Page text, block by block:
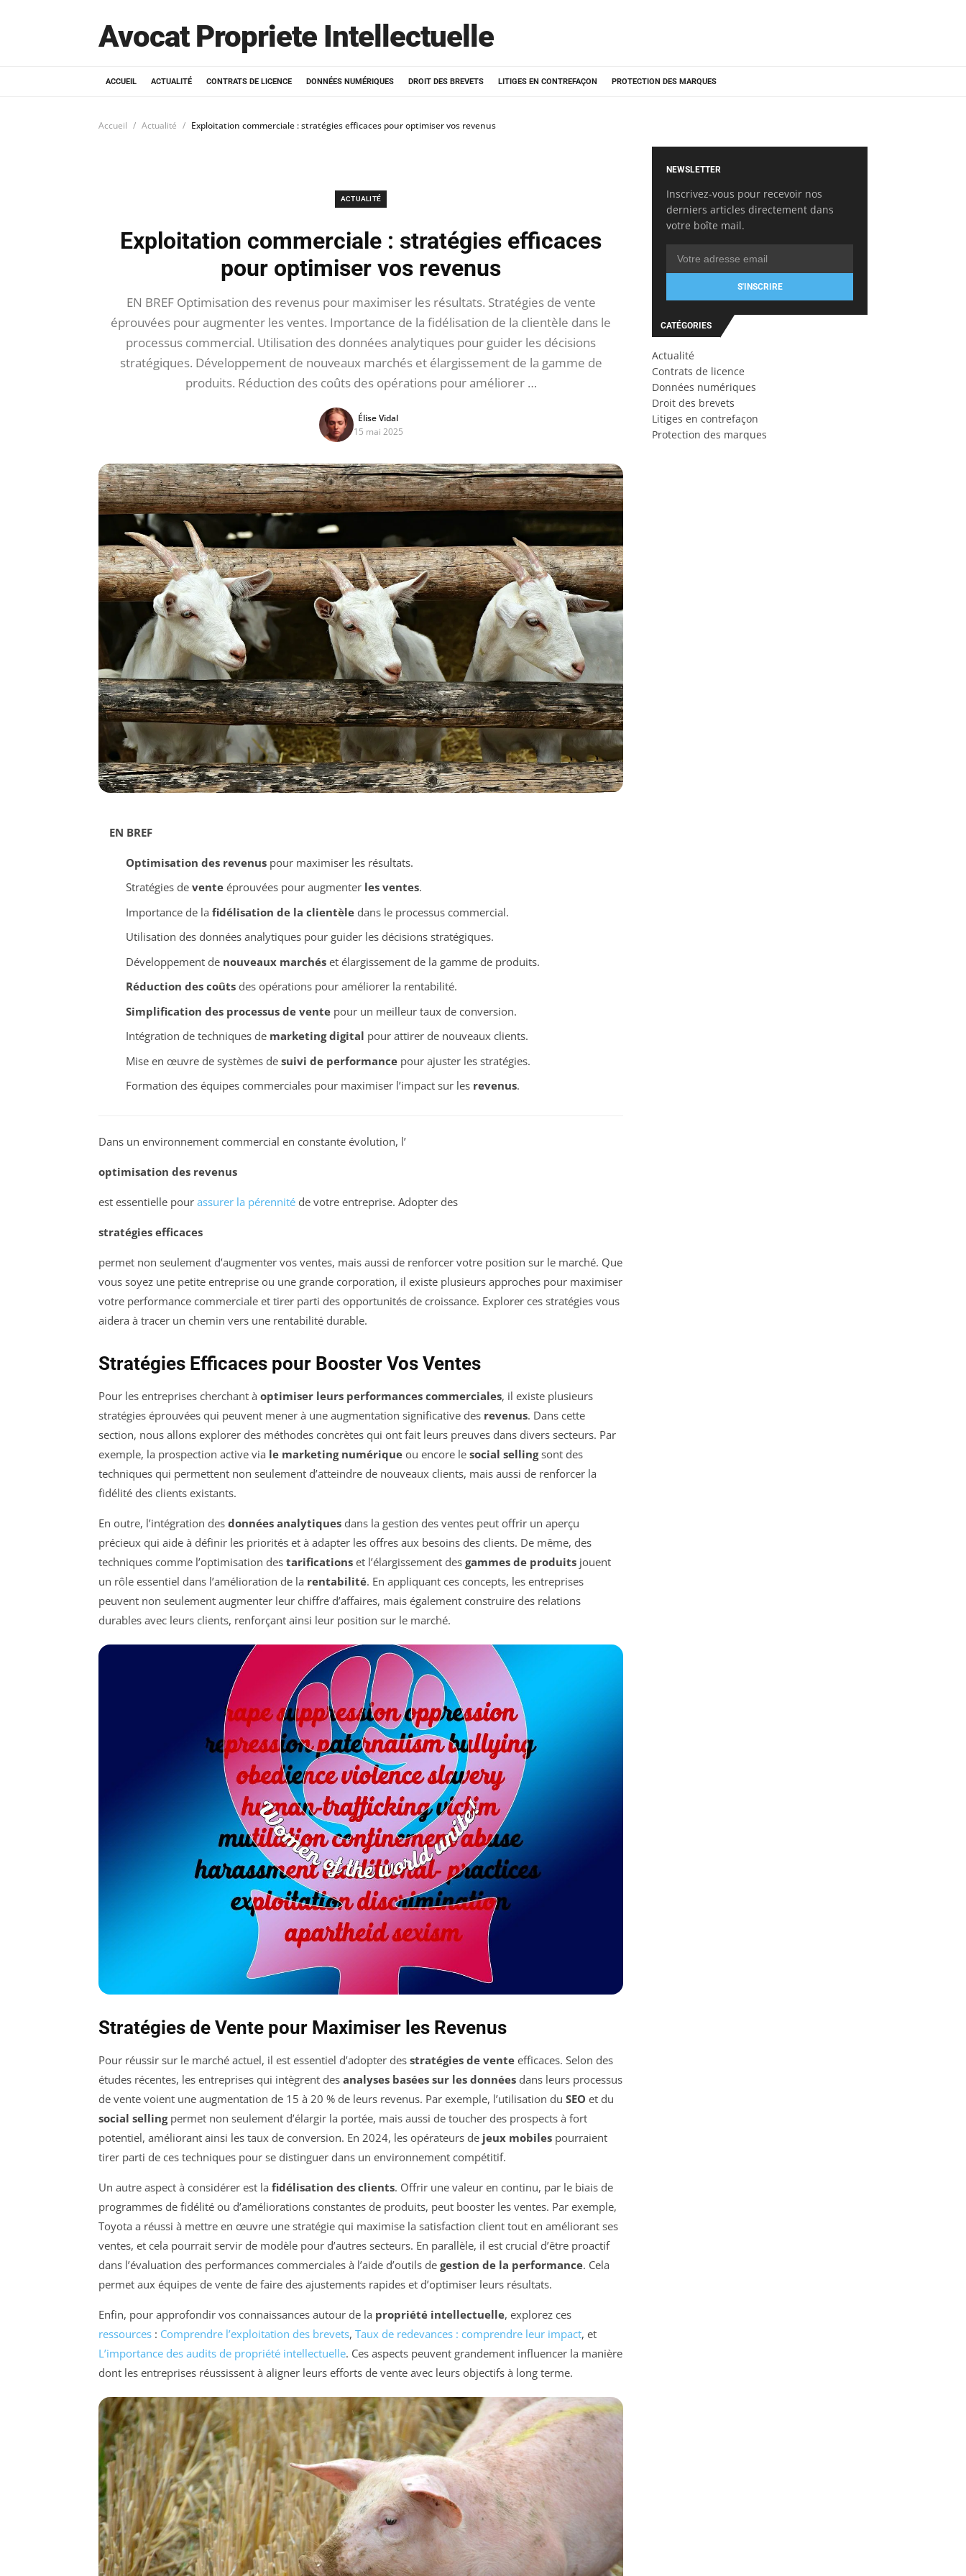
Avocat Propriete Intellectuelle
ACCUEIL ACTUALITÉ CONTRATS DE LICENCE DONNÉES NUMÉRIQUES DROIT DES BREVETS LITIGES EN CONTREFAÇON PROTECTION DES MARQUES
Accueil Actualité Exploitation commerciale : stratégies efficaces pour optimiser vos revenus
ACTUALITÉ
Exploitation commerciale : stratégies efficaces
pour optimiser vos revenus
EN BREF Optimisation des revenus pour maximiser les résultats. Stratégies de vente
éprouvées pour augmenter les ventes. Importance de la fidélisation de la clientèle dans le
processus commercial. Utilisation des données analytiques pour guider les décisions
stratégiques. Développement de nouveaux marchés et élargissement de la gamme de
produits. Réduction des coûts des opérations pour améliorer …
Élise Vidal
15 mai 2025
EN BREF
Optimisation des revenuspour maximiser les résultats.
Stratégies de venteéprouvées pour augmenter les ventes.
Importance de la fidélisation de la clientèledans le processus commercial.
Utilisation des données analytiques pour guider les décisions stratégiques.
Développement de nouveaux marchéset élargissement de la gamme de produits.
Réduction des coûtsdes opérations pour améliorer la rentabilité.
Simplification des processus de ventepour un meilleur taux de conversion.
Intégration de techniques de marketing digital pour attirer de nouveaux clients.
Mise en œuvre de systèmes de suivi de performancepour ajuster les stratégies.
Formation des équipes commerciales pour maximiser l’impact sur les revenus.
Dans un environnement commercial en constante évolution, l’
optimisation des revenus
est essentielle pour assurer la pérennité de votre entreprise. Adopter des
stratégies efficaces
permet non seulement d’augmenter vos ventes, mais aussi de renforcer votre position sur le marché. Que
vous soyez une petite entreprise ou une grande corporation, il existe plusieurs approches pour maximiser
votre performance commerciale et tirer parti des opportunités de croissance. Explorer ces stratégies vous
aidera à tracer un chemin vers une rentabilité durable.
Stratégies Efficaces pour Booster Vos Ventes
Pour les entreprises cherchant à optimiser leurs performances commerciales, il existe plusieurs
stratégies éprouvées qui peuvent mener à une augmentation significative des revenus. Dans cette
section, nous allons explorer des méthodes concrètes qui ont fait leurs preuves dans divers secteurs. Par
exemple, la prospection active via le marketing numérique ou encore le social sellingsont des
techniques qui permettent non seulement d’atteindre de nouveaux clients, mais aussi de renforcer la
fidélité des clients existants.
En outre, l’intégration des données analytiques dans la gestion des ventes peut offrir un aperçu
précieux qui aide à définir les priorités et à adapter les offres aux besoins des clients. De même, des
techniques comme l’optimisation des tarifications et l’élargissement des gammes de produits jouent
un rôle essentiel dans l’amélioration de la rentabilité. En appliquant ces concepts, les entreprises
peuvent non seulement augmenter leur chiffre d’affaires, mais également construire des relations
durables avec leurs clients, renforçant ainsi leur position sur le marché.
Stratégies de Vente pour Maximiser les Revenus
Pour réussir sur le marché actuel, il est essentiel d’adopter des stratégies de vente efficaces. Selon des
études récentes, les entreprises qui intègrent des analyses basées sur les données dans leurs processus
de vente voient une augmentation de 15 à 20 % de leurs revenus. Par exemple, l’utilisation du SEO et du
social sellingpermet non seulement d’élargir la portée, mais aussi de toucher des prospects à fort
potentiel, améliorant ainsi les taux de conversion. En 2024, les opérateurs de jeux mobiles pourraient
tirer parti de ces techniques pour se distinguer dans un environnement compétitif.
Un autre aspect à considérer est la fidélisation des clients. Offrir une valeur en continu, par le biais de
programmes de fidélité ou d’améliorations constantes de produits, peut booster les ventes. Par exemple,
Toyota a réussi à mettre en œuvre une stratégie qui maximise la satisfaction client tout en améliorant ses
ventes, et cela pourrait servir de modèle pour d’autres secteurs. En parallèle, il est crucial d’être proactif
dans l’évaluation des performances commerciales à l’aide d’outils de gestion de la performance. Cela
permet aux équipes de vente de faire des ajustements rapides et d’optimiser leurs résultats.
Enfin, pour approfondir vos connaissances autour de la propriété intellectuelle, explorez ces
ressources : Comprendre l’exploitation des brevets, Taux de redevances : comprendre leur impact, et
L’importance des audits de propriété intellectuelle. Ces aspects peuvent grandement influencer la manière
dont les entreprises réussissent à aligner leurs efforts de vente avec leurs objectifs à long terme.
NEWSLETTER
Inscrivez-vous pour recevoir nos
derniers articles directement dans
votre boîte mail.
S'INSCRIRE
CATÉGORIES
Actualité
Contrats de licence
Données numériques
Droit des brevets
Litiges en contrefaçon
Protection des marques